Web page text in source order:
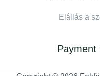
Elállás a
Payment